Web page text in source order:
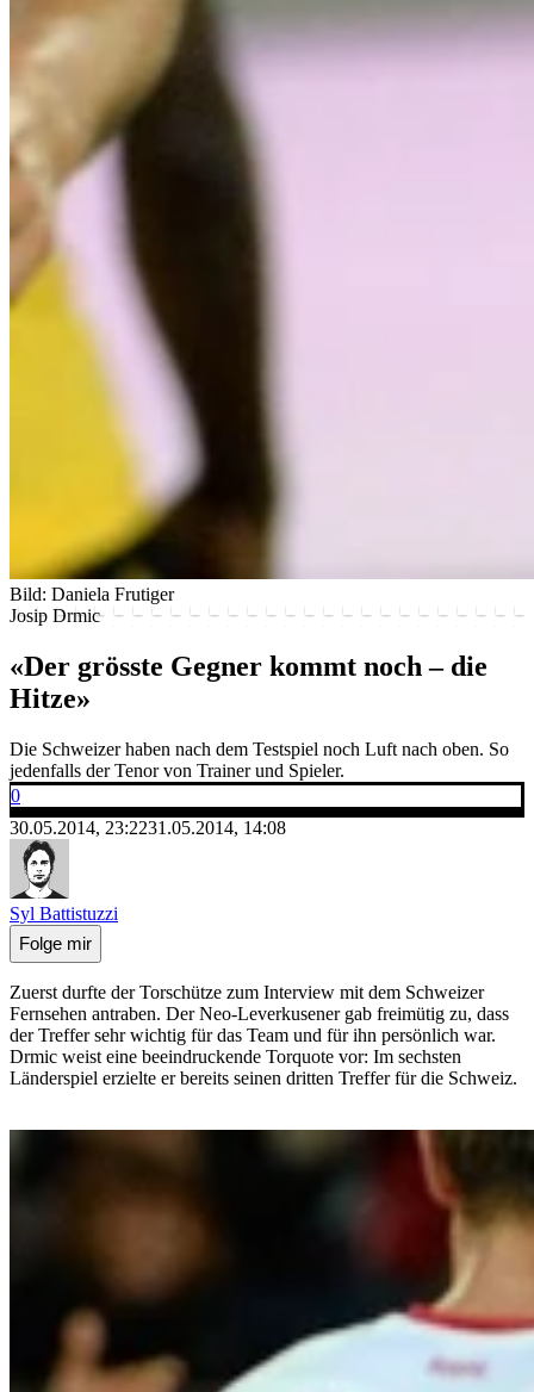
Bild: Daniela Frutiger
Josip Drmic
«Der grösste Gegner kommt noch – die
Hitze»
Die Schweizer haben nach dem Testspiel noch Luft nach oben. So
jedenfalls der Tenor von Trainer und Spieler.
0
30.05.2014, 23:2231.05.2014, 14:08
Syl Battistuzzi
Folge mir
Zuerst durfte der Torschütze zum Interview mit dem Schweizer
Fernsehen antraben. Der Neo-Leverkusener gab freimütig zu, dass
der Treffer sehr wichtig für das Team und für ihn persönlich war.
Drmic weist eine beeindruckende Torquote vor: Im sechsten
Länderspiel erzielte er bereits seinen dritten Treffer für die Schweiz.